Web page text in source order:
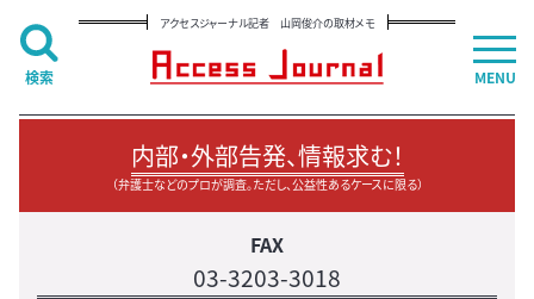
アクセスジャーナル記者 山岡俊介の取材メモ
内部・外部告発、情報求む！
（弁護士などのプロが調査。ただし、公益性あるケースに限る）
FAX
03-3203-3018
MENU
検索